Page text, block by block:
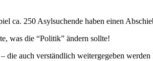
ca. 250 Asylsuchende haben einen
was die “Politik” ändern sollte!
die auch verständlich weitergegeben werden